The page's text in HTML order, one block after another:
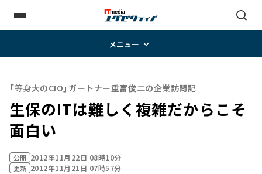
メニュー
「等身大のCIO」ガートナー重富俊二の企業訪問記
生保のITは難しく複雑だからこそ
面白い
公開 2012年11月22日 08時10分
更新 2012年11月21日 07時57分